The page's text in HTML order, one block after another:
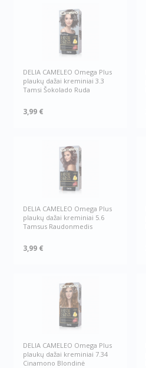
DELIA CAMELEO Omega Plus
plaukų dažai kreminiai 3.3
Tamsi Šokolado Ruda
3,99 €
DELIA CAMELEO Omega Plus
plaukų dažai kreminiai 5.6
Tamsus Raudonmedis
3,99 €
DELIA CAMELEO Omega Plus
plaukų dažai kreminiai 7.34
Cinamono Blondinė